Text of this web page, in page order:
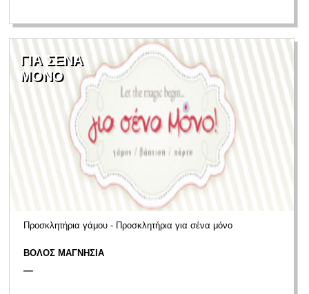
ΓΙΑ ΣΕΝΑ
ΜΟΝΟ
Προσκλητήρια γάμου - Προσκλητήρια για σένα μόνο
ΒΟΛΟΣ ΜΑΓΝΗΣΙΑ
—